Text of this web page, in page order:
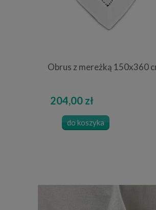
Obrus z mereżką 150x360
204,00 zł
do koszyka